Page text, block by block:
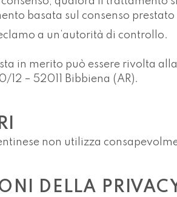
basata sul consenso
a un’autorità di controllo.
in merito può essere rivolta
12 – 52011 Bibbiena (AR).
non utilizza
DELLA